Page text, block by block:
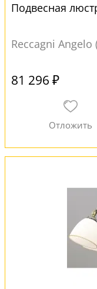
Подвесная
Reccagni Angelo
81 296 ₽